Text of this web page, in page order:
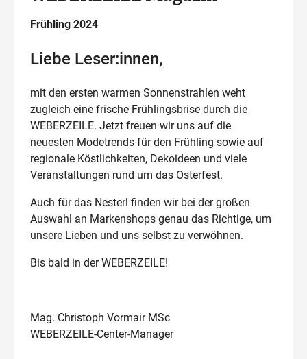
Frühling 2024
Liebe Leser:innen,
mit den ersten warmen Sonnenstrahlen weht
zugleich eine frische Frühlingsbrise durch die
WEBERZEILE. Jetzt freuen wir uns auf die
neuesten Modetrends für den Frühling sowie auf
regionale Köstlichkeiten, Dekoideen und viele
Veranstaltungen rund um das Osterfest.
Auch für das Nesterl finden wir bei der großen
Auswahl an Markenshops genau das Richtige, um
unsere Lieben und uns selbst zu verwöhnen.
Bis bald in der WEBERZEILE!
Mag. Christoph Vormair MSc
WEBERZEILE-Center-Manager